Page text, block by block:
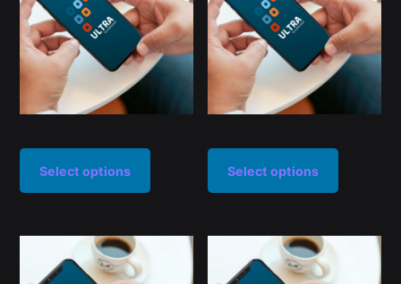
Select options Select options